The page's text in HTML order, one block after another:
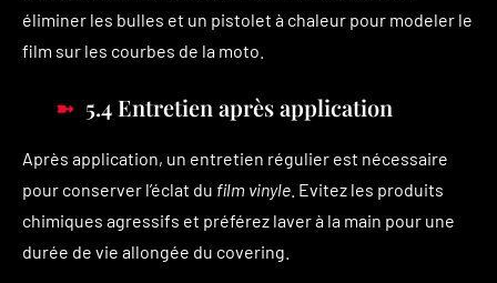
éliminer les bulles et un pistolet à chaleur pour modeler le
film sur les courbes de la moto.
5.4 Entretien après application
Après application, un entretien régulier est nécessaire
pour conserver l’éclat du film vinyle . Evitez les produits
chimiques agressifs et préférez laver à la main pour une
durée de vie allongée du covering.